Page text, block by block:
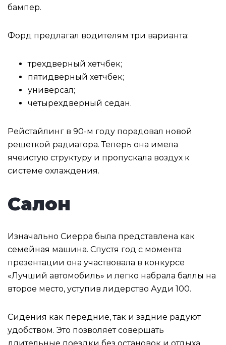
бампер.
Форд предлагал водителям три варианта:
трехдверный хетчбек;
пятидверный хетчбек;
универсал;
четырехдверный седан.
Рейстайлинг в 90-м году порадовал новой
решеткой радиатора. Теперь она имела
ячеистую структуру и пропускала воздух к
системе охлаждения.
Салон
Изначально Сиерра была представлена как
семейная машина. Спустя год с момента
презентации она участвовала в конкурсе
«Лучший автомобиль» и легко набрала баллы на
второе место, уступив лидерство Ауди 100.
Сидения как передние, так и задние радуют
удобством. Это позволяет совершать